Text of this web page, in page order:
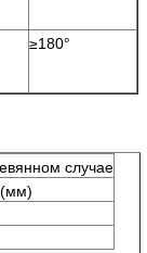
≥180°
случае